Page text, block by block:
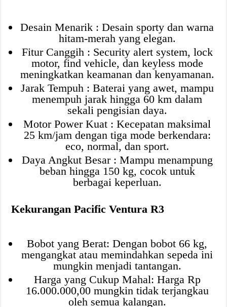
Desain Menarik : Desain sporty dan warna
hitam-merah yang elegan.
Fitur Canggih : Security alert system, lock
motor, find vehicle, dan keyless mode
meningkatkan keamanan dan kenyamanan.
Jarak Tempuh : Baterai yang awet, mampu
menempuh jarak hingga 60 km dalam
sekali pengisian daya.
Motor Power Kuat : Kecepatan maksimal
25 km/jam dengan tiga mode berkendara:
eco, normal, dan sport.
Daya Angkut Besar : Mampu menampung
beban hingga 150 kg, cocok untuk
berbagai keperluan.
Kekurangan Pacific Ventura R3
Bobot yang Berat: Dengan bobot 66 kg,
mengangkat atau memindahkan sepeda ini
mungkin menjadi tantangan.
Harga yang Cukup Mahal: Harga Rp
16.000.000,00 mungkin tidak terjangkau
oleh semua kalangan.